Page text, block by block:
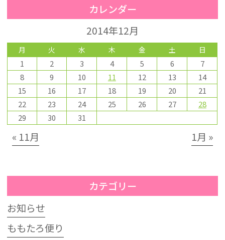
カレンダー
2014年12月
月 火 水 木 金 土 日
1 2 3 4 5 6
7
8
9 10 11 12 13
14
15
16 17 18 19 20
21
22
23 24 25 26 27
28
29
30 31
« 11月 1月 »
カテゴリー
お知らせ
ももたろ便り